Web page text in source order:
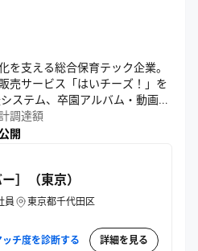
を支える総合保育テック企業。
売サービス「はいチーズ！」を
ステム、卒園アルバム・動画制
ビスなど幅広く提供し、保育士
真や映像を通じて子どもの成長
わせ、子どもたちの健やかな成
る。ミッション「人の心に火を
創る。」のもと、未来ある子ど
価値を追求する。
調達額
開
］（東京）
員 東京都千代田区
ッチ度を診断する 詳細を見る